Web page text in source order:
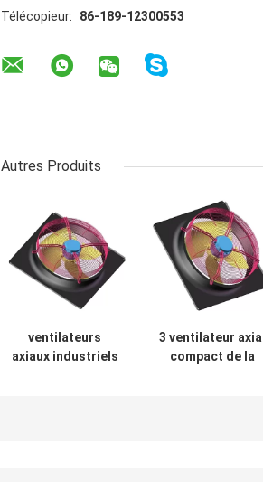
Télécopieur:
86-189-12300553
Autres Produits
ventilateurs
axiaux industriels
3 ventilateur axial
compact de la